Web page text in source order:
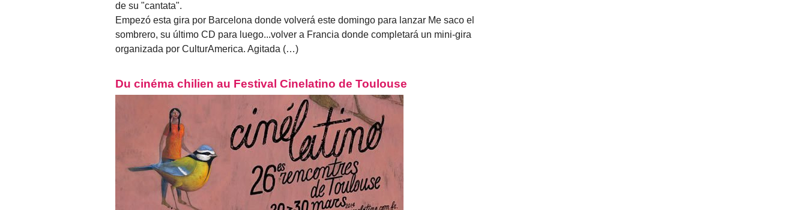
de su "cantata".
Empezó esta gira por Barcelona donde volverá este domingo para lanzar Me saco el
sombrero, su último CD para luego...volver a Francia donde completará un mini-gira
organizada por CulturAmerica. Agitada (…)
Du cinéma chilien au Festival Cinelatino de Toulouse